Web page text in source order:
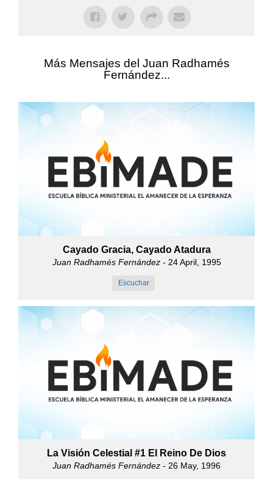
Más Mensajes del Juan Radhamés
Fernández...
Cayado Gracia, Cayado Atadura
Juan Radhamés Fernández- 24 April, 1995
Escuchar
La Visión Celestial #1 El Reino De Dios
Juan Radhamés Fernández - 26 May, 1996